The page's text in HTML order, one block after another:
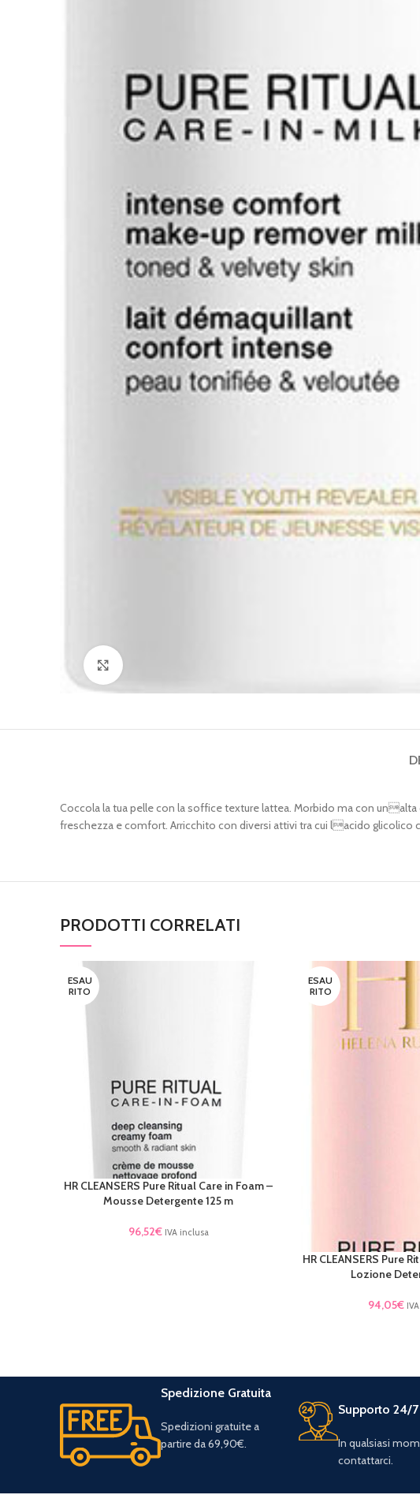
Coccola la tua pelle con la soffice texture lattea. Morbido ma con
freschezza e comfort. Arricchito con diversi attivi tra cui lacido glicolico
PRODOTTI CORRELATI
ESAU
RITO
LEGGI TUTTO
HR CLEANSERS Pure Ritual Care in Foam –
Mousse Detergente 125 m
96,52€ IVA inclusa
ESAU
RITO
LEGGI TUTTO
HR CLEANSERS Pure
Lozione
94,05€
Spedizione Gratuita
Spedizioni gratuite a
partire da 69,90€.
Supporto 24/7
In qualsiasi
contattarci.